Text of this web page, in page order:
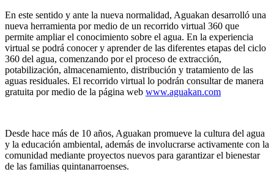
En este sentido y ante la nueva normalidad, Aguakan desarrolló una
nueva herramienta por medio de un recorrido virtual 360 que
permite ampliar el conocimiento sobre el agua. En la experiencia
virtual se podrá conocer y aprender de las diferentes etapas del ciclo
360 del agua, comenzando por el proceso de extracción,
potabilización, almacenamiento, distribución y tratamiento de las
aguas residuales. El recorrido virtual lo podrán consultar de manera
gratuita por medio de la página web www.aguakan.com
Desde hace más de 10 años, Aguakan promueve la cultura del agua
y la educación ambiental, además de involucrarse activamente con la
comunidad mediante proyectos nuevos para garantizar el bienestar
de las familias quintanarroenses.